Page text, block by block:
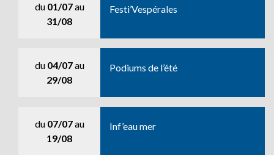
du 01/07au
31/08
Festi’Vespérales
du 04/07au
29/08
Podiums de l’été
du 07/07au
19/08
Inf’eau mer